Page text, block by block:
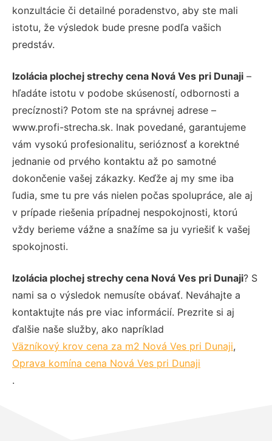
konzultácie či detailné poradenstvo, aby ste mali
istotu, že výsledok bude presne podľa vašich
predstáv.
Izolácia plochej strechy cena Nová Ves pri Dunaji –
hľadáte istotu v podobe skúseností, odbornosti a
precíznosti? Potom ste na správnej adrese –
www.profi-strecha.sk. Inak povedané, garantujeme
vám vysokú profesionalitu, serióznosť a korektné
jednanie od prvého kontaktu až po samotné
dokončenie vašej zákazky. Keďže aj my sme iba
ľudia, sme tu pre vás nielen počas spolupráce, ale aj
v prípade riešenia prípadnej nespokojnosti, ktorú
vždy berieme vážne a snažíme sa ju vyriešiť k vašej
spokojnosti.
Izolácia plochej strechy cena Nová Ves pri Dunaji? S
nami sa o výsledok nemusíte obávať. Neváhajte a
kontaktujte nás pre viac informácií. Prezrite si aj
ďalšie naše služby, ako napríklad
Väzníkový krov cena za m2 Nová Ves pri Dunaji,
Oprava komína cena Nová Ves pri Dunaji
.